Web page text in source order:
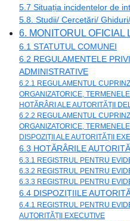
5.7 Situația incidentelor de
5.8. Studii/ Cercetări/
6. MONITORUL OFICIAL
6.1 STATUTUL COMUNEI
6.2 REGULAMENTELE
ADMINISTRATIVE
6.2.1 REGULAMENTUL
ORGANIZATORICE,
HOTĂRÂRI ALE AUTORITĂȚII
6.2.2 REGULAMENTUL
ORGANIZATORICE,
DISPOZIȚII ALE AUTORITĂȚII
6.3 HOTĂRÂRILE
6.3.1 REGISTRUL PENTRU
6.3.2 REGISTRUL PENTRU
6.3.3 REGISTRUL PENTRU
6.4 DISPOZIȚIILE
6.4.1 REGISTRUL PENTRU
AUTORITĂȚII EXECUTIVE